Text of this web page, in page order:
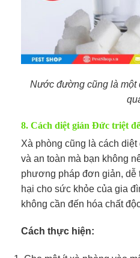
Nước đường cũng là
8. Cách diệt gián Đức triệt
Xà phòng cũng là cách
và an toàn mà bạn không
phương pháp đơn giản, dễ
hại cho sức khỏe của gia
không cần đến hóa chất
Cách thực hiện: